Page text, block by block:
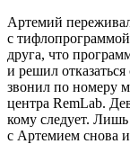
Артемий
с
друга, что
и решил
звонил по номеру
центра RemLab.
кому следует. Лишь
с Артемием снова